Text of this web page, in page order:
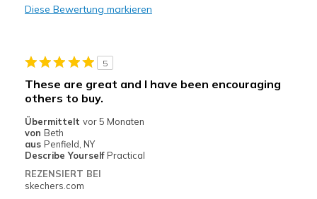
Travel
Width
Sizing
Feels true to size
View On Shoes
Diese Bewertung markieren
5
These are great and I have been encouraging
others to buy.
Übermittelt vor 5 Monaten
von Beth
aus Penfield, NY
Describe Yourself Practical
REZENSIERT BEI
skechers.com